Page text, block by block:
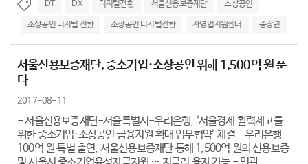
DT DX 디지털전환 서울신용보증재단 소상공인
소상공인 디지털 전환 소상공인 디지털전환 자영업지원센터 중장년
서울신용보증재단, 중소기업·소상공인 위해 1,500억 원 푼
다
2017-08-11
- 서울신용보증재단-서울특별시-우리은행, ‘서울경제 활력제고를
위한 중소기업·소상공인 금융지원 확대 업무협약’ 체결 - 우리은행
100억 원 특별 출연, 서울신용보증재단 통해 1,500억 원의 신용보증